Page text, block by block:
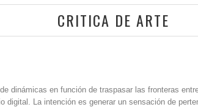
CRITICA DE ARTE
dinámicas en función de traspasar las fronteras
digital. La intención es generar un sensación de